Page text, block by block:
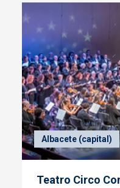
Albacete (capital)
Teatro Circo